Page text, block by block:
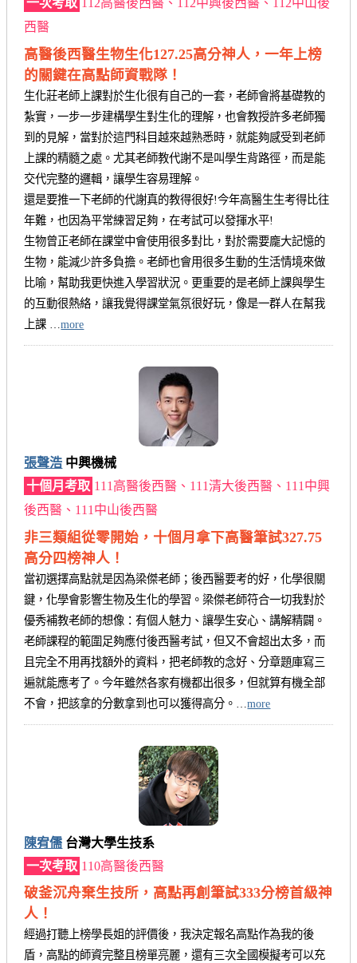
一次考取
112高醫後西醫、112中興後西醫、112中山後
西醫
高醫後西醫生物生化127.25高分神人，一年上榜
的關鍵在高點師資戰隊！
生化莊老師上課對於生化很有自己的一套，老師會將基礎教的
紮實，一步一步建構學生對生化的理解，也會教授許多老師獨
到的見解，當對於這門科目越來越熟悉時，就能夠感受到老師
上課的精髓之處。尤其老師教代謝不是叫學生背路徑，而是能
交代完整的邏輯，讓學生容易理解。
還是要推一下老師的代謝真的教得很好!今年高醫生生考得比往
年難，也因為平常練習足夠，在考試可以發揮水平!
生物曾正老師在課堂中會使用很多對比，對於需要龐大記憶的
生物，能減少許多負擔。老師也會用很多生動的生活情境來做
比喻，幫助我更快進入學習狀況。更重要的是老師上課與學生
的互動很熱絡，讓我覺得課堂氣氛很好玩，像是一群人在幫我
上課 …more
張聲浩 中興機械
十個月考取 111高醫後西醫、111清大後西醫、111中興
後西醫、111中山後西醫
非三類組從零開始，十個月拿下高醫筆試327.75
高分四榜神人！
當初選擇高點就是因為梁傑老師；後西醫要考的好，化學很關
鍵，化學會影響生物及生化的學習。梁傑老師符合一切我對於
優秀補教老師的想像：有個人魅力、讓學生安心、講解精闢。
老師課程的範圍足夠應付後西醫考試，但又不會超出太多，而
且完全不用再找額外的資料，把老師教的念好、分章題庫寫三
遍就能應考了。今年雖然各家有機都出很多，但就算有機全部
不會，把該拿的分數拿到也可以獲得高分。…more
陳宥儒 台灣大學生技系
一次考取 110高醫後西醫
破釜沉舟棄生技所，高點再創筆試333分榜首級神
人！
經過打聽上榜學長姐的評價後，我決定報名高點作為我的後
盾，高點的師資完整且榜單亮麗，還有三次全國模擬考可以充